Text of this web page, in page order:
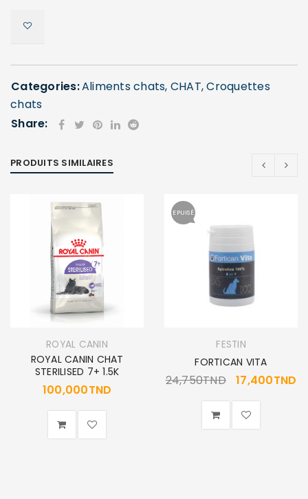
Categories:Aliments chats, CHAT,Croquettes
chats
Share:
PRODUITS SIMILAIRES
ROYAL CANIN
ROYAL CANIN CHAT
STERILISED 7+ 1.5K
100,000TND
EPUISÉ
FESTIN
FORTICAN VITA
24,750TND 17,400TND